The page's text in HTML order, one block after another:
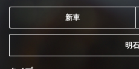
新車
明